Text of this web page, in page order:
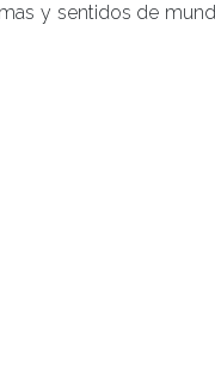
y sentidos de